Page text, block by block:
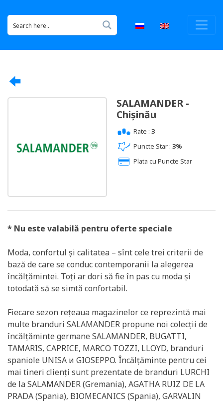
SALAMANDER -
Chișinău
Rate : 3
Puncte Star : 3%
Plata cu Puncte Star
* Nu este valabilă pentru oferte speciale
Moda, confortul şi calitatea – sînt cele trei criterii de
bază de care se conduc contemporanii la alegerea
încălţămintei. Toţi ar dori să fie în pas cu moda şi
totodată să se simtă confortabil.
Fiecare sezon reţeaua magazinelor ce reprezintă mai
multe branduri SALAMANDER propune noi colecţii de
încălţăminte germane SALAMANDER, BUGATTI,
TAMARIS, CAPRICE, MARCO TOZZI, LLOYD, branduri
spaniole UNISA и GIOSEPPO. Încălțăminte pentru cei
mai tineri clienți sunt prezentate de branduri LURCHI
de la SALAMANDER (Gremania), AGATHA RUIZ DE LA
PRADA (Spania), BIOMECANICS (Spania), GARVALIN